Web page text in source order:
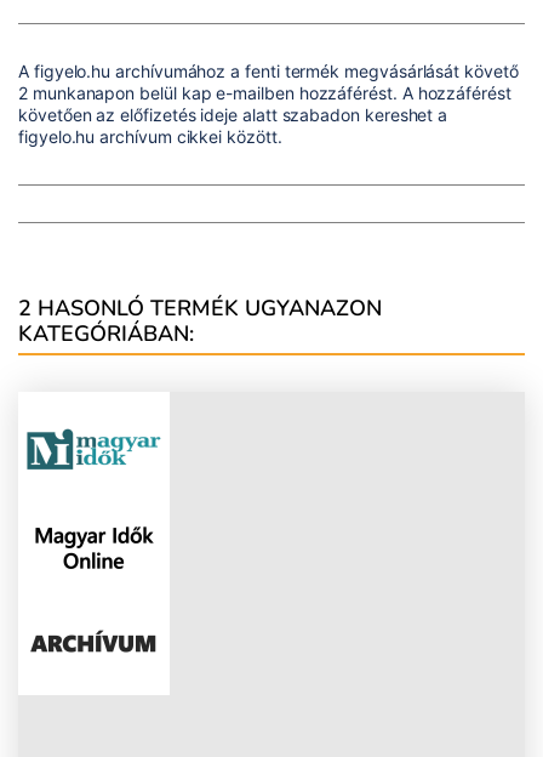
A figyelo.hu archívumához a fenti termék megvásárlását követő
2 munkanapon belül kap e-mailben hozzáférést. A hozzáférést
követően az előfizetés ideje alatt szabadon kereshet a
figyelo.hu archívum cikkei között.
2 HASONLÓ TERMÉK UGYANAZON
KATEGÓRIÁBAN: